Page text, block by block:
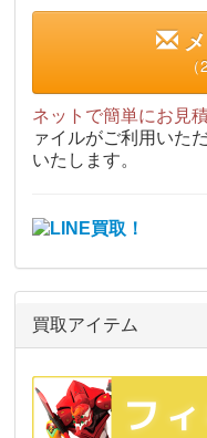
ネットで簡単にお見
ァイルがご利用いた
いたします。
買取アイテム